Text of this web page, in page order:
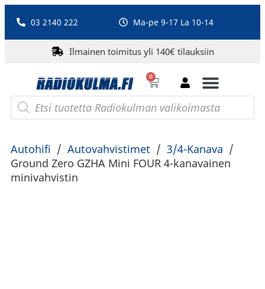
03 2140 222 Ma-pe 9-17 La 10-14
Ilmainen toimitus yli 140€ tilauksiin
0
Autohifi / Autovahvistimet / 3/4-Kanava /
Ground Zero GZHA Mini FOUR 4-kanavainen
minivahvistin